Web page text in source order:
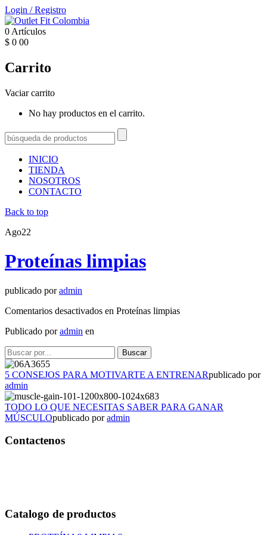
Login /Registro
0 Artículos
$ 0 00
Carrito
Vaciar carrito
No hay productos en el carrito.
INICIO
TIENDA
NOSOTROS
CONTACTO
Back to top
Ago22
Proteínas limpias
publicado poradmin
Comentarios desactivados en Proteínas limpias
Publicado poradmin en
5 CONSEJOS PARA MOTIVARTE A ENTRENARpublicado por
admin
TODO LO QUE NECESITAS SABER PARA GANAR
MÚSCULOpublicado poradmin
Contactenos
Catalogo de productos